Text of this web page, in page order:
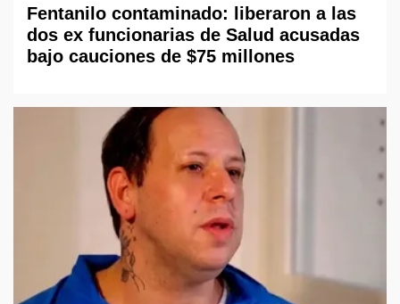
Fentanilo contaminado: liberaron a las
dos ex funcionarias de Salud acusadas
bajo cauciones de $75 millones